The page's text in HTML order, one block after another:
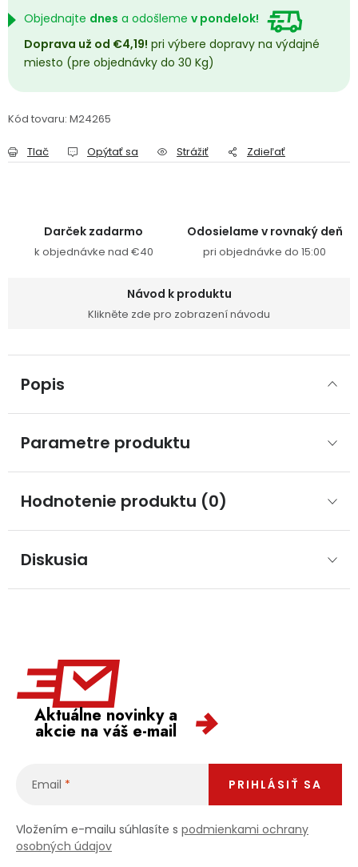
Objednajte dnes a odošleme v pondelok!
Doprava už od €4,19! pri výbere dopravy na výdajné
miesto (pre objednávky do 30 Kg)
Kód tovaru: M24265
Tlač Opýtať sa Strážiť Zdieľať
Darček zadarmo
k objednávke nad €40
Odosielame v rovnaký deň
pri objednávke do 15:00
Návod k produktu
Klikněte zde pro zobrazení návodu
Popis
Parametre produktu
Hodnotenie produktu (0)
Diskusia
Aktuálne novinky a
akcie na váš e-mail
Email
Vložením e-mailu súhlasíte s podmienkami ochrany
osobných údajov
PRIHLÁSIŤ SA